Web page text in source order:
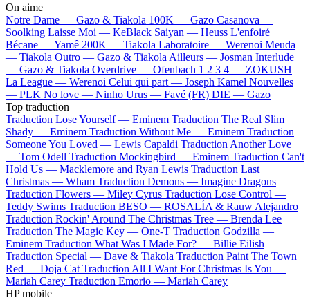
On aime
Notre Dame — Gazo & Tiakola 100K — Gazo Casanova —
Soolking Laisse Moi — KeBlack Saiyan — Heuss L'enfoiré
Bécane —Yamê 200K — Tiakola Laboratoire — Werenoi Meuda
— Tiakola Outro — Gazo & Tiakola Ailleurs — Josman Interlude
— Gazo & Tiakola Overdrive — Ofenbach 1 2 3 4 — ZOKUSH
La League — Werenoi Celui qui part — Joseph Kamel Nouvelles
— PLK No love — Ninho Urus — Favé (FR) DIE — Gazo
Top traduction
Traduction Lose Yourself — Eminem Traduction The Real Slim
Shady — Eminem Traduction Without Me — Eminem Traduction
Someone You Loved — Lewis Capaldi Traduction Another Love
— Tom Odell Traduction Mockingbird — Eminem Traduction Can't
Hold Us — Macklemore and Ryan Lewis Traduction Last
Christmas — Wham Traduction Demons — Imagine Dragons
Traduction Flowers — Miley Cyrus Traduction Lose Control —
Teddy Swims Traduction BESO — ROSALÍA & Rauw Alejandro
Traduction Rockin' Around The Christmas Tree — Brenda Lee
Traduction The Magic Key — One-T Traduction Godzilla —
Eminem Traduction What Was I Made For? — Billie Eilish
Traduction Special — Dave & Tiakola Traduction Paint The Town
Red — Doja Cat Traduction All I Want For Christmas Is You —
Mariah Carey Traduction Emorio — Mariah Carey
HP mobile